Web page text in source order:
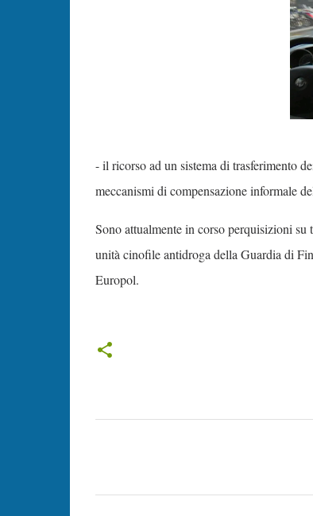
- il ricorso ad un sistema di trasferimento
meccanismi di compensazione informale
Sono attualmente in corso perquisizioni
unità cinofile antidroga della Guardia di
Europol.